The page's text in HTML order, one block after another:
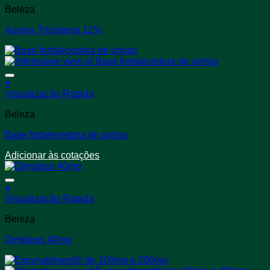
do
produto
tem
variantes.
opções
podem
ser
escolhidas
na
do
produto
Beleza
Auxina Tricógena 12%
+
Visualização Rápida
Beleza
Base fortalecedora de unhas
Adicionar às cotações
+
Este
tem
variantes.
opções
Visualização Rápida
Beleza
Dimpless 40mg